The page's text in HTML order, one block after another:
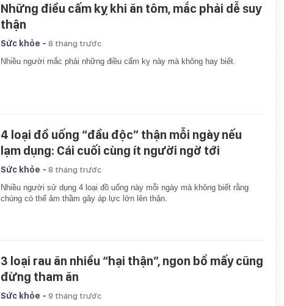
Những điều cấm kỵ khi ăn tôm, mắc phải dễ suy
thận
Sức khỏe - 8 tháng trước
Nhiều người mắc phải những điều cấm kỵ này mà không hay biết.
4 loại đồ uống “đầu độc” thận mỗi ngày nếu
lạm dụng: Cái cuối cùng ít người ngờ tới
Sức khỏe - 8 tháng trước
Nhiều người sử dụng 4 loại đồ uống này mỗi ngày mà không biết rằng
chúng có thể âm thầm gây áp lực lớn lên thận.
3 loại rau ăn nhiều “hại thận”, ngon bổ mấy cũng
đừng tham ăn
Sức khỏe - 9 tháng trước